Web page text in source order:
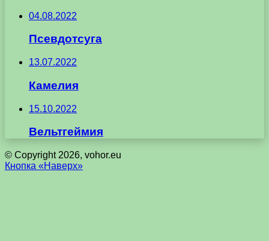
04.08.2022
Псевдотсуга
13.07.2022
Камелия
15.10.2022
Вельтгеймия
© Copyright 2026, vohor.eu
Кнопка «Наверх»